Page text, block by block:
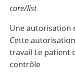
core/list
Une autorisation
Cette
travail Le patient
contrôle